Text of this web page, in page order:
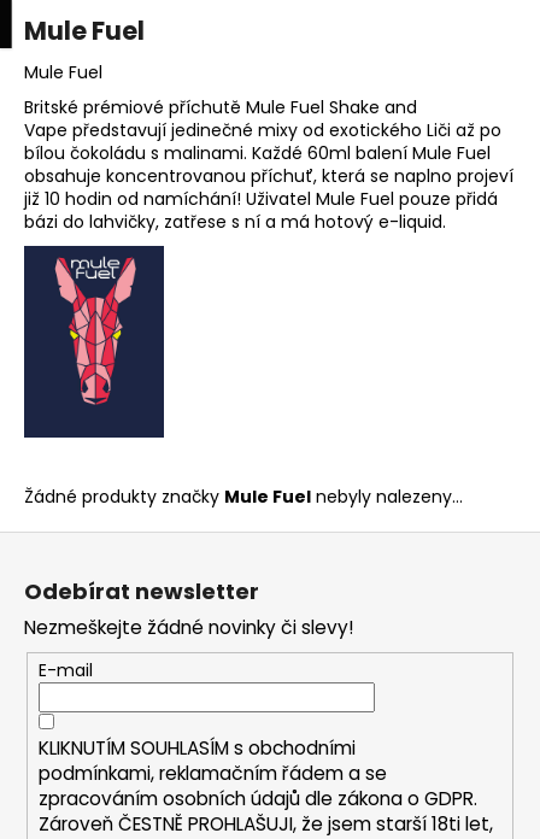
Přejít
na
obsah
Mule Fuel
Mule Fuel
Britské prémiové příchutě Mule Fuel Shake and
Vape představují jedinečné mixy od exotického Liči až po
bílou čokoládu s malinami. Každé 60ml balení Mule Fuel
obsahuje koncentrovanou příchuť, která se naplno projeví
již 10 hodin od namíchání! Uživatel Mule Fuel pouze přidá
bázi do lahvičky, zatřese s ní a má hotový e-liquid.
Žádné produkty značky Mule Fuel nebyly nalezeny...
o Zpět
Zpět
C
o
p
o
t
e
t
e
n
j
í
t
?
HLEDAT
Odebírat newsletter
Nezmeškejte žádné novinky či slevy!
E-mail
KLIKNUTÍM SOUHLASÍM s obchodními
podmínkami,reklamačním řádem a se
zpracováním osobních údajů dle zákona oGDPR.
Zároveň ČESTNĚ PROHLAŠUJI, že jsem starší 18ti let,